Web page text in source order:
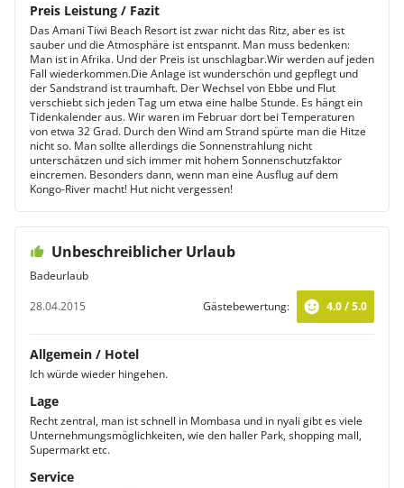
Preis Leistung / Fazit
Das Amani Tiwi Beach Resort ist zwar nicht das Ritz, aber es ist
sauber und die Atmosphäre ist entspannt. Man muss bedenken:
Man ist in Afrika. Und der Preis ist unschlagbar.Wir werden auf jeden
Fall wiederkommen.Die Anlage ist wunderschön und gepflegt und
der Sandstrand ist traumhaft. Der Wechsel von Ebbe und Flut
verschiebt sich jeden Tag um etwa eine halbe Stunde. Es hängt ein
Tidenkalender aus. Wir waren im Februar dort bei Temperaturen
von etwa 32 Grad. Durch den Wind am Strand spürte man die Hitze
nicht so. Man sollte allerdings die Sonnenstrahlung nicht
unterschätzen und sich immer mit hohem Sonnenschutzfaktor
eincremen. Besonders dann, wenn man eine Ausflug auf dem
Kongo-River macht! Hut nicht vergessen!
Unbeschreiblicher Urlaub
Badeurlaub
28.04.2015
Gästebewertung: 4.0 / 5.0
Allgemein / Hotel
Ich würde wieder hingehen.
Lage
Recht zentral, man ist schnell in Mombasa und in nyali gibt es viele
Unternehmungsmöglichkeiten, wie den haller Park, shopping mall,
Supermarkt etc.
Service